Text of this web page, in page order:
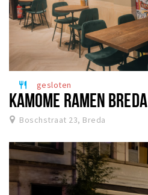
restaurant gesloten
KAMOME RAMEN BREDA
Boschstraat 23, Breda